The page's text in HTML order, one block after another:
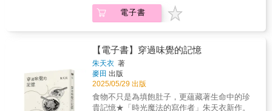
——內在真我，去體驗了臺灣的林地、濕原、
高山、低地，以及在其中、其上、其下的各種
生物。而透過這本無與倫比的書，她真的帶我
E. Davis），2018年普立茲獎得主「面對人與
地方之間的關係，一場精妙而充滿力量的探
尋，以及一次在暗夜中發光的召喚，喚起一片
非凡的風景。」——梅麗莎．哈里森（Melissa
Harrison），作家「《山與林的深處》踏上一條
蜿蜒的道路，穿過山徑，越過樹根，經過琵
自身來處的雋永旅程，也讓生長在臺灣的我
們，能再次以嶄新眼光認識這座島嶼的美麗與
不凡。【各界讚譽】「作者以一雙有距離感的
眼望向臺灣，因為身世和語言的距離，讓筆下
的臺灣瀰漫薄薄的霧氣，但當霧散去時，又如
此的清透鮮明、節理透徹。在山林水畔、城市
巷弄與鄉鎮阡陌間，連結了個人的家族史以及
臺灣自然、地質與人文的歷史。清晰地點出人
是環境的動物，而環境則是人間的明鏡。」
——黃麗如，作家「一名移民後裔回到臺灣，
體會與文章意涵，帶領讀者踏上一場感官與心
靈並行的美食旅程。每一道料理，都是一段故
牽掛與羈絆，也可能是對生活的感悟與成長。
當記憶中的味道再次被喚醒，也喚起了深藏於
記憶中的深情，並讓我們能夠再次品味每一份
真摯的故事。情義相挺推薦王偉忠│製作人謝哲
青│節目主持人、作家徐國能│國立台灣師範大
學國文系教授朱嘉雯│國立東華大學洄瀾學院院
讓人從中品味文章中藏有的深情與體悟：對洪
愛珠而言象徵親熟之意的切仔麵、焦桐眼裡在
感恩與深情中轉化的苦瓜料理、具備江鵝與祖
母私藏回憶與寵愛的市場小吃、承載田威寧童
年友情的自助餐，以及朱全斌透過品嚐料理所
體會的捨得捨不得、鄭進耀筆下不願因病放棄
美食的釋懷與坦然、楊双子心中無人能及的好
味道等……，每一篇都訴說著：食物所喚起的
不僅是對其味道的美好記憶，更是時間、情感
覽京都。◎建築如何述說宗教與政治重構京都
的故事延曆寺、平等院、聚樂第、方廣寺、大
場所。從奠定京都作為文化宗教核心地位的
「平安京時代」、成了織田信長與豐臣秀吉手
中權力劇場與軍政象徵的「安土桃山時代」，
到捲入尊王攘夷與明治維新歷史洪流的「倒幕
時期」，作者用三大歷史轉折時刻劃分，帶領
讀者一一走入比叡山的宗教政爭、宇治《源氏
裡，藏有一份代代相傳對文物的心意。本書寫
的不是一份觀光路線，而是一位歷史學者以文
化旅人的眼光為自己與京都數十年來的交會留
下紀錄──這座城市從來都不只是歷史的背景布
幕，而是一座反覆毀壞又重生、受詩歌吟詠也
被宗派競逐的「記憶之城」……◎從平安京到
幕末，京都如何成為歷史的主場從平安京建
城、桃山時代到幕末維新，爬梳京都在日本歷
史中三度被推上舞台的重要時刻，跳脫觀光書
寫，用「記憶」而非「景點」看京都。◎走入
吃就是福」的朱天衣對飲食少有禁忌，除了極
少數不碰的食材外，生活中常見的各類菜餚，
標記，承載著過往歲月的溫度與情感。冬夜裡
不可或缺的麻油雞，是坐月子至關重要的補
品，也是朱天衣即便身懷六甲，仍心心念念、
象徵增添新成員的臺灣專屬料理。而對於形似
元寶的水餃，不僅朱天衣有獨到的品嚐學問與
口味，這也是父親童年時期翹首期盼的年節樂
電子書
【電子書】穿過味覺的記憶
朱天衣 著
麥田 出版
2025/05/29 出版
食物不只是為填飽肚子，更蘊藏著生命中的珍
貴記憶★「時光魔法的寫作者」朱天衣新作。